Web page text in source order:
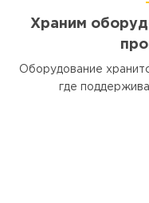
Храним
Оборудование
где